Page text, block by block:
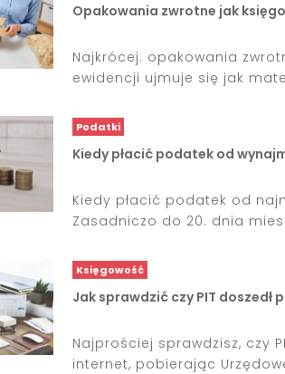
Opakowania zwrotne jak
Najkrócej: opakowania
ewidencji ujmuje się jak
Podatki
Kiedy płacić podatek od
Kiedy płacić podatek od
Zasadniczo do 20. dnia
Księgowość
Jak sprawdzić czy PIT doszedł
Najprościej sprawdzisz, czy
internet, pobierając